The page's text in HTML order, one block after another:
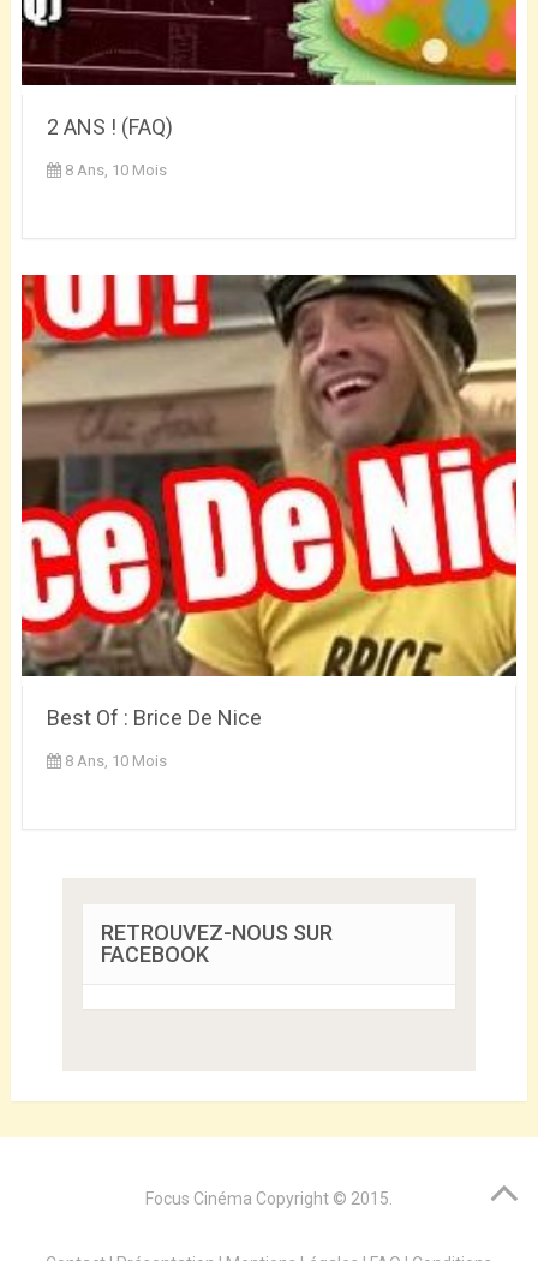
2 ANS ! (FAQ)
8 Ans, 10 Mois
Best Of : Brice De Nice
8 Ans, 10 Mois
RETROUVEZ-NOUS SUR
FACEBOOK
Focus Cinéma Copyright © 2015.